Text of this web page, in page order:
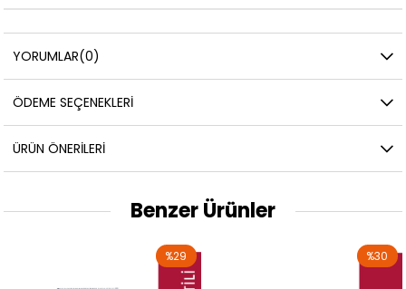
YORUMLAR(0)
ÖDEME SEÇENEKLERI
ÜRÜN ÖNERILERI
Benzer Ürünler
%29 %30